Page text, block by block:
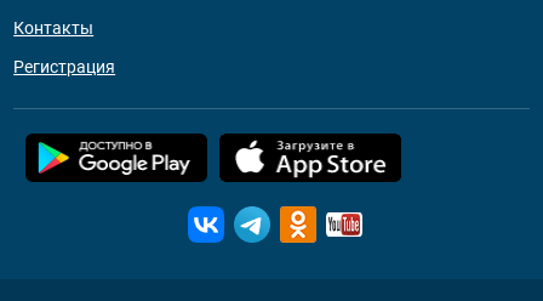
Контакты
Регистрация